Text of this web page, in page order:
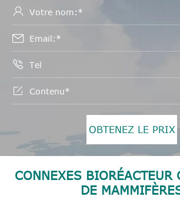




OBTENEZ LE PRIX
CONNEXES BIORÉACTEUR
DE